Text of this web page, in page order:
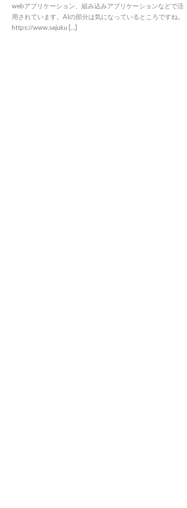
webアプリケーション、組み込みアプリケーションなどで活
用されています。AIの部分は気になっているところですね。
https://www.sejuku […]